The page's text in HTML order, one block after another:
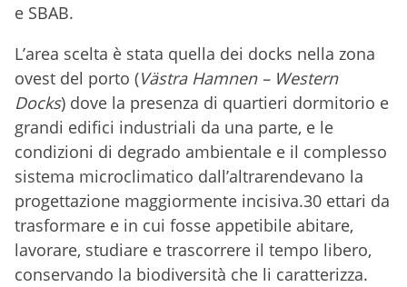
e SBAB.
L’area scelta è stata quella dei docks nella zona
ovest del porto (Västra Hamnen – Western
Docks) dove la presenza di quartieri dormitorio e
grandi edifici industriali da una parte, e le
condizioni di degrado ambientale e il complesso
sistema microclimatico dall’altrarendevano la
progettazione maggiormente incisiva.30 ettari da
trasformare e in cui fosse appetibile abitare,
lavorare, studiare e trascorrere il tempo libero,
conservando la biodiversità che li caratterizza.